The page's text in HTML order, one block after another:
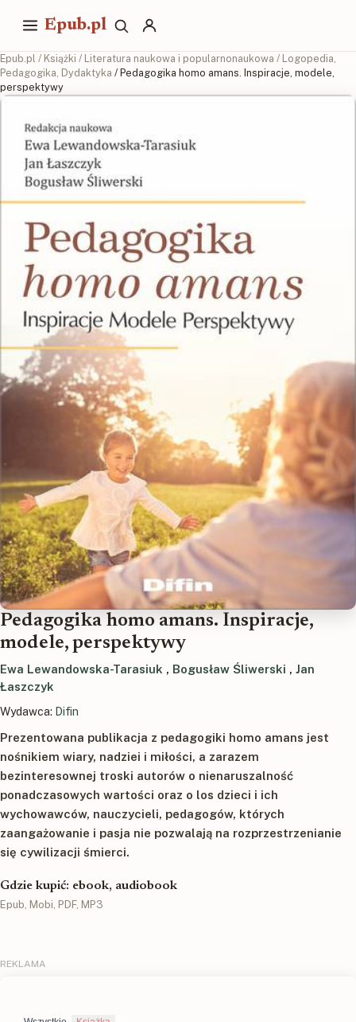
Epub.pl
Epub.pl / Książki / Literatura naukowa i popularnonaukowa / Logopedia,
Pedagogika, Dydaktyka / Pedagogika homo amans. Inspiracje, modele,
perspektywy
Pedagogika homo amans. Inspiracje,
modele, perspektywy
Ewa Lewandowska-Tarasiuk , Bogusław Śliwerski , Jan
Łaszczyk
Wydawca: Difin
Prezentowana publikacja z pedagogiki homo amans jest
nośnikiem wiary, nadziei i miłości, a zarazem
bezinteresownej troski autorów o nienaruszalność
ponadczasowych wartości oraz o los dzieci i ich
wychowawców, nauczycieli, pedagogów, których
zaangażowanie i pasja nie pozwalają na rozprzestrzenianie
się cywilizacji śmierci.
Gdzie kupić: ebook, audiobook
Epub, Mobi, PDF, MP3